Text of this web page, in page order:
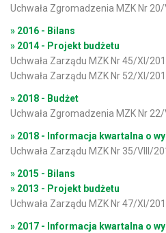
Uchwała Zgromadzenia MZK Nr
» 2016 - Bilans
» 2014 - Projekt budżetu
Uchwała Zarządu MZK Nr 45/XI/
Uchwała Zarządu MZK Nr 52/XI/
» 2018 - Budżet
Uchwała Zgromadzenia MZK Nr
» 2018 - Informacja kwartalna o
Uchwała Zarządu MZK Nr 35/VIII/
» 2015 - Bilans
» 2013 - Projekt budżetu
Uchwała Zarządu MZK Nr 47/XI/
» 2017 - Informacja kwartalna o